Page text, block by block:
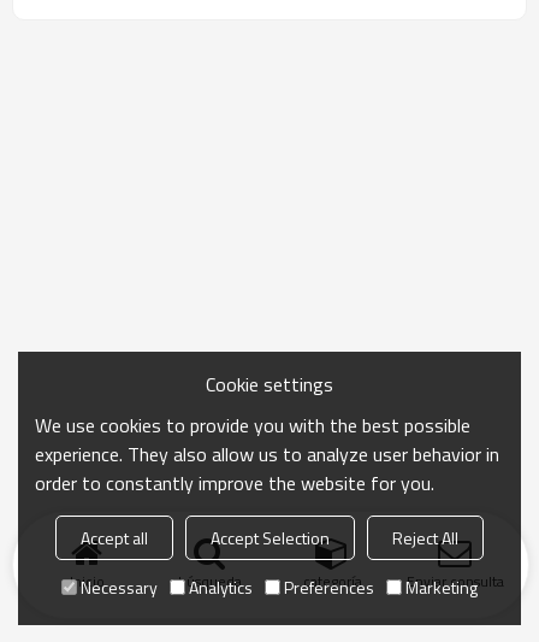
Inicio búsqueda categoría Enviar consulta
Cookie settings
We use cookies to provide you with the best possible
experience. They also allow us to analyze user behavior in
order to constantly improve the website for you.
Accept all Accept Selection
Reject All
Necessary
Analytics Preferences Marketing